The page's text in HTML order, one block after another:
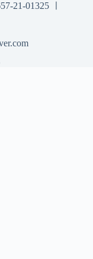
21-01325 ㅣ